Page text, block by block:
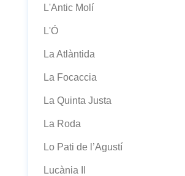
L'Antic Molí
L'Ó
La Atlàntida
La Focaccia
La Quinta Justa
La Roda
Lo Pati de l’Agustí
Lucània II